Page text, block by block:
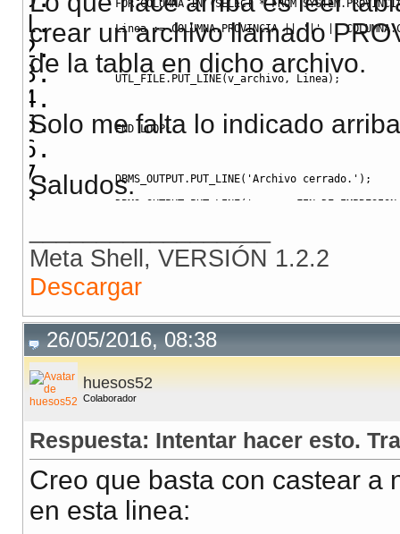
FOR COLUMNA IN (SELECT * FROM SYSTEM.
Linea := COLUMNA.PROVINCIA || '|' || COLUMNA.
UTL_FILE. PUT_LINE(v_archivo , Linea) ;
END LOOP;
DBMS_OUTPUT. PUT_LINE( 'Archivo cerrado.' ) ;
DBMS_OUTPUT PUT_LINE ( '------ FIN DE
UTL_FILE .FCLOSE (v_archivo );
EXCEPTION
DBMS_OUTPUT.PUT_LINE(SQLERRM)
END ;
/
crear un archivo llamado
de la tabla en dicho archivo.
Solo me falta lo indicado
Saludos.
Meta Shell, VERSIÓN 1.2.2
Descargar
26/05/2016, 08:38
huesos52
Colaborador
Respuesta: Intentar hacer esto.
Creo que basta con castear a
en esta linea: